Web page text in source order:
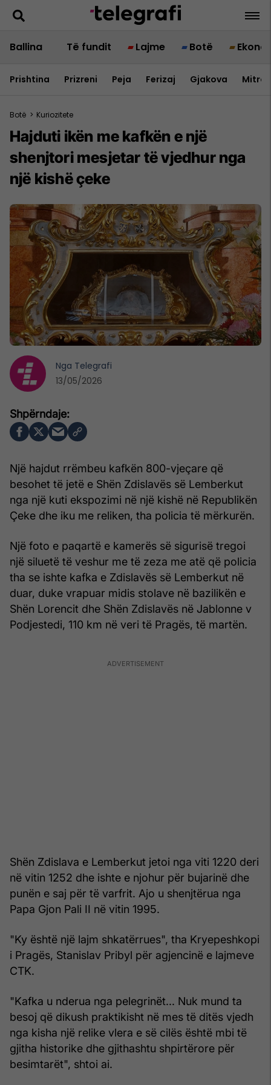
Ballina Të fundit Lajme Botë
Prishtina Prizreni Peja Ferizaj Gjakova
Botë > Kuriozitete
Hajduti ikën me kafkën e një
shenjtori mesjetar të vjedhur nga
një kishë çeke
Një hajdut rrëmbeu kafkën 800-vjeçare që
besohet të jetë e Shën Zdislavës së Lemberkut
nga një kuti ekspozimi në një kishë në Republikën
Çeke dhe iku me reliken, tha policia të mërkurën.
Një foto e paqartë e kamerës së sigurisë tregoi
një siluetë të veshur me të zeza me atë që policia
tha se ishte kafka e Zdislavës së Lemberkut në
duar, duke vrapuar midis stolave në bazilikën e
Shën Lorencit dhe Shën Zdislavës në Jablonne v
Podjestedi, 110 km në veri të Pragës, të martën.
Shën Zdislava e Lemberkut jetoi nga viti 1220 deri
në vitin 1252 dhe ishte e njohur për bujarinë dhe
punën e saj për të varfrit. Ajo u shenjtërua nga
Papa Gjon Pali II në vitin 1995.
"Ky është një lajm shkatërrues", tha Kryepeshkopi
i Pragës, Stanislav Pribyl për agjencinë e lajmeve
CTK.
"Kafka u nderua nga pelegrinët... Nuk mund ta
besoj që dikush praktikisht në mes të ditës vjedh
nga kisha një relike vlera e së cilës është mbi të
gjitha historike dhe gjithashtu shpirtërore për
besimtarët", shtoi ai.
Nga Telegrafi
13/05/2026